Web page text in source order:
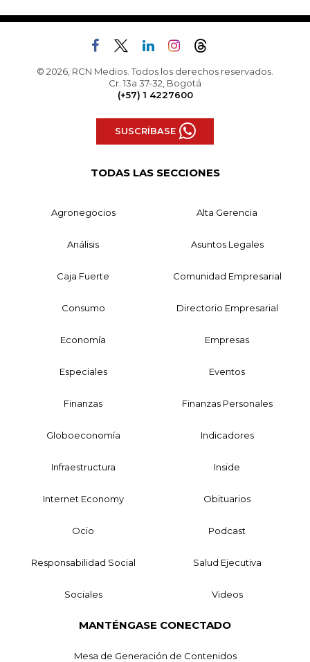
© 2026, RCN Medios. Todos los derechos reservados.
Cr. 13a 37-32, Bogotá
(+57) 1 4227600
SUSCRÍBASE
TODAS LAS SECCIONES
Agronegocios Alta Gerencia
Análisis Asuntos Legales
Caja Fuerte Comunidad Empresarial
Consumo Directorio Empresarial
Economía Empresas
Especiales Eventos
Finanzas Finanzas Personales
Globoeconomía Indicadores
Infraestructura Inside
Internet Economy Obituarios
Ocio Podcast
Responsabilidad Social Salud Ejecutiva
Sociales Videos
MANTÉNGASE CONECTADO
Mesa de Generación de Contenidos